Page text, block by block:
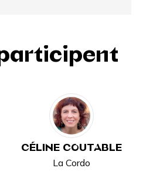
CÉLINE COUTABLE
La Cordo